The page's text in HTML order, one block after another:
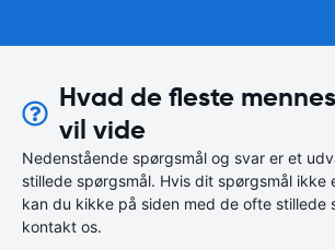
Hvad de fleste
vil vide
Nedenstående spørgsmål og svar er et
stillede spørgsmål. Hvis dit spørgsmål ikke
kan du kikke på siden med de ofte stillede
kontakt os.